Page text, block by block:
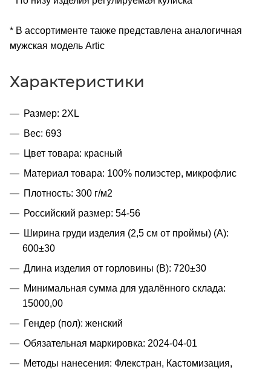
* В ассортименте также представлена аналогичная
мужская модель Artic
Характеристики
Размер: 2XL
Вес: 693
Цвет товара: красный
Материал товара: 100% полиэстер, микрофлис
Плотность: 300 г/м2
Российский размер: 54-56
Ширина груди изделия (2,5 см от проймы) (A):
600±30
Длина изделия от горловины (B): 720±30
Минимальная сумма для удалённого склада:
15000,00
Гендер (пол): женский
Обязательная маркировка: 2024-04-01
Методы нанесения: Флекстран, Кастомизация,